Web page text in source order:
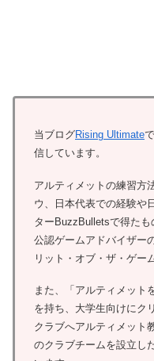
当ブログRising Ultimate
信しています。
アルティメットの練習方
ウ、日本代表での経験や
ターBuzzBulletsで得た
公認ゲームアドバイザー
リット・オブ・ザ・ゲー
また、「アルティメット
を持ち、大学生向けにク
クラブへアルティメット
のクラブチームを設立し